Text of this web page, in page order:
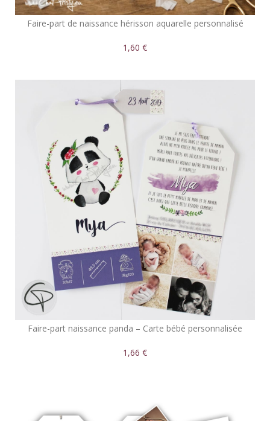
Faire-part de naissance hérisson aquarelle personnalisé
1,60 €
Faire-part naissance panda – Carte bébé personnalisée
1,66 €